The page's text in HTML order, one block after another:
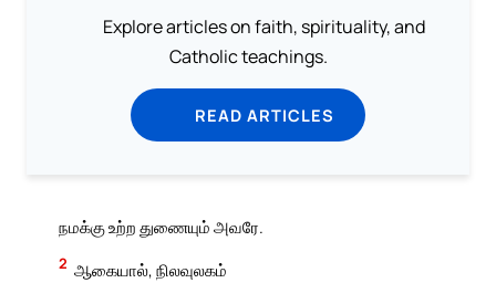
Explore articles on faith, spirituality, and
Catholic teachings.
READ ARTICLES
நமக்கு உற்ற துணையும் அவரே.
2 ஆகையால், நிலவுலகம்